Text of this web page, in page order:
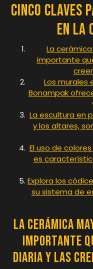
Cinco Claves
en la
La
importante
Los murales
Bonampak
La escultura en
y los altares,
El uso de
es
Explora los
su sistema de
La cerámica
importante
diaria y las